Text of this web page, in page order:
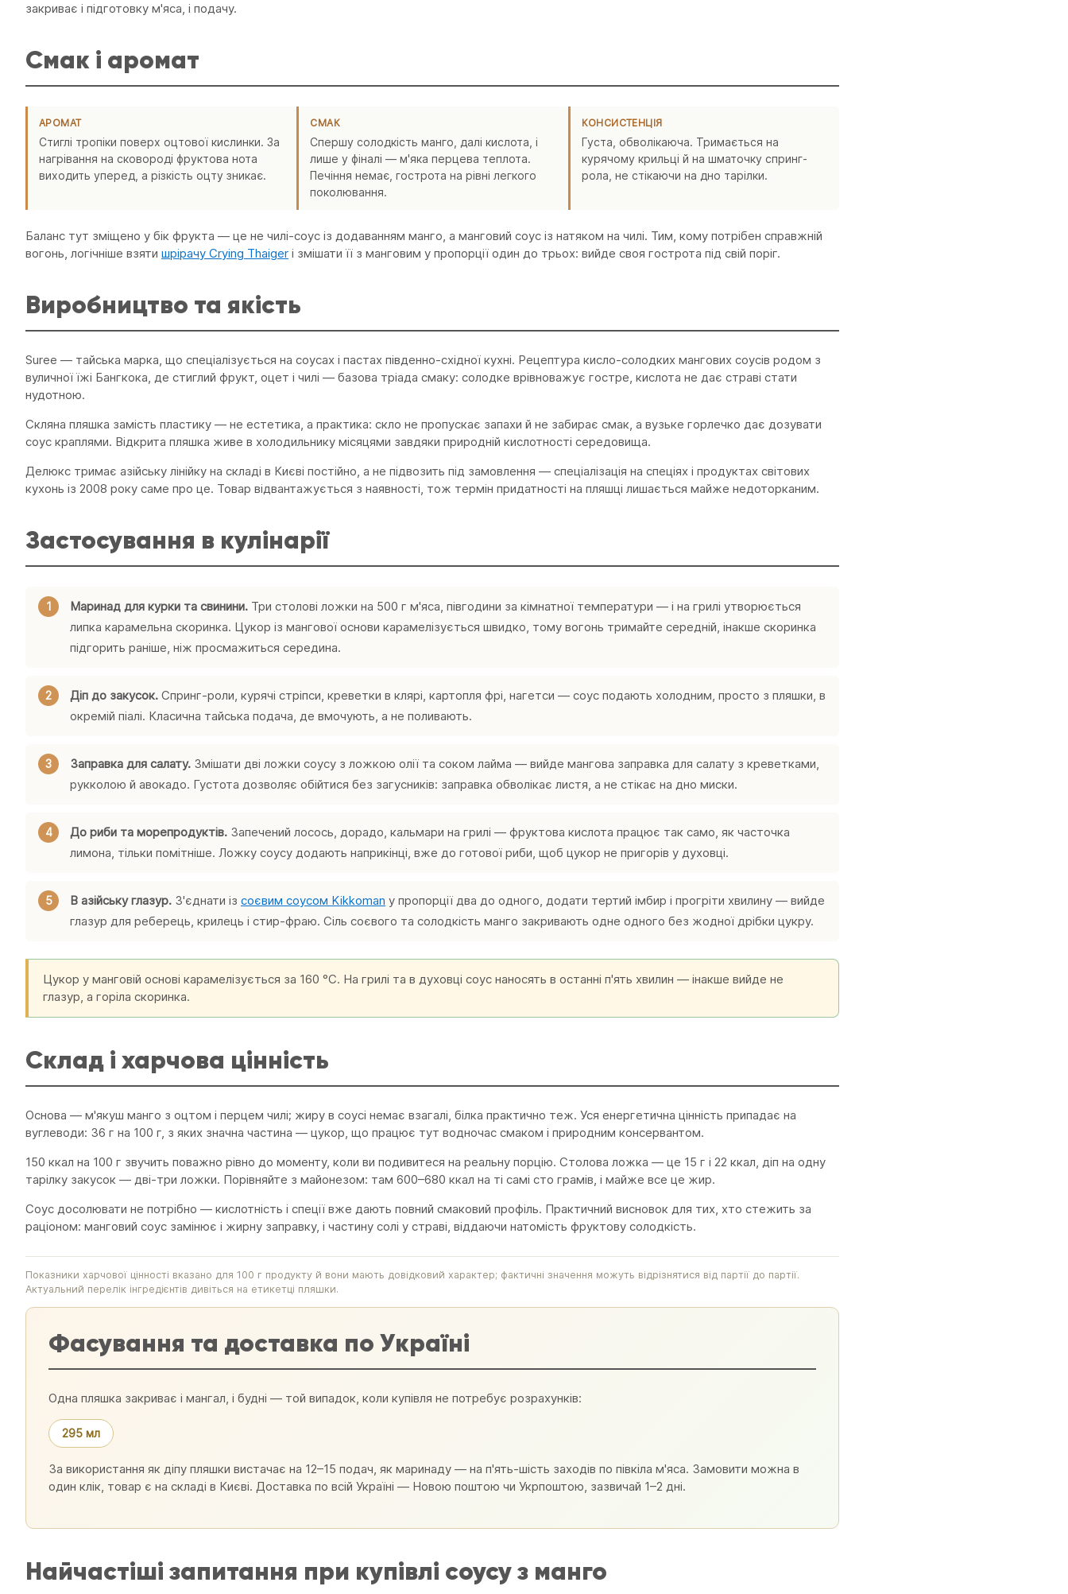
закриває і підготовку м'яса, і подачу.
Смак і аромат
АРОМАТ
Стиглі тропіки поверх оцтової кислинки. За
нагрівання на сковороді фруктова нота
виходить уперед, а різкість оцту зникає.
СМАК
Спершу солодкість манго, далі кислота, і
лише у фіналі — м'яка перцева теплота.
Печіння немає, гострота на рівні легкого
поколювання.
КОНСИСТЕНЦІЯ
Густа, обволікаюча. Тримається на
курячому крильці й на шматочку спринг-
рола, не стікаючи на дно тарілки.
Баланс тут зміщено у бік фрукта — це не чилі-соус із додаванням манго, а манговий соус із натяком на чилі. Тим, кому потрібен справжній
вогонь, логічніше взяти шрірачу Crying Thaiger і змішати її з манговим у пропорції один до трьох: вийде своя гострота під свій поріг.
Виробництво та якість
Suree — тайська марка, що спеціалізується на соусах і пастах південно-східної кухні. Рецептура кисло-солодких мангових соусів родом з
вуличної їжі Бангкока, де стиглий фрукт, оцет і чилі — базова тріада смаку: солодке врівноважує гостре, кислота не дає страві стати
нудотною.
Скляна пляшка замість пластику — не естетика, а практика: скло не пропускає запахи й не забирає смак, а вузьке горлечко дає дозувати
соус краплями. Відкрита пляшка живе в холодильнику місяцями завдяки природній кислотності середовища.
Делюкс тримає азійську лінійку на складі в Києві постійно, а не підвозить під замовлення — спеціалізація на спеціях і продуктах світових
кухонь із 2008 року саме про це. Товар відвантажується з наявності, тож термін придатності на пляшці лишається майже недоторканим.
Застосування в кулінарії
Маринад для курки та свинини. Три столові ложки на 500 г м'яса, півгодини за кімнатної температури — і на грилі утворюється
липка карамельна скоринка. Цукор із мангової основи карамелізується швидко, тому вогонь тримайте середній, інакше скоринка
підгорить раніше, ніж просмажиться середина.
Діп до закусок. Спринг-роли, курячі стріпси, креветки в клярі, картопля фрі, нагетси — соус подають холодним, просто з пляшки, в
окремій піалі. Класична тайська подача, де вмочують, а не поливають.
Заправка для салату. Змішати дві ложки соусу з ложкою олії та соком лайма — вийде мангова заправка для салату з креветками,
рукколою й авокадо. Густота дозволяє обійтися без загусників: заправка обволікає листя, а не стікає на дно миски.
До риби та морепродуктів. Запечений лосось, дорадо, кальмари на грилі — фруктова кислота працює так само, як часточка
лимона, тільки помітніше. Ложку соусу додають наприкінці, вже до готової риби, щоб цукор не пригорів у духовці.
В азійську глазур. З'єднати із соєвим соусом Kikkoman у пропорції два до одного, додати тертий імбир і прогріти хвилину — вийде
глазур для реберець, крилець і стир-фраю. Сіль соєвого та солодкість манго закривають одне одного без жодної дрібки цукру.
Цукор у манговій основі карамелізується за 160 °C. На грилі та в духовці соус наносять в останні п'ять хвилин — інакше вийде не
глазур, а горіла скоринка.
Склад і харчова цінність
Основа — м'якуш манго з оцтом і перцем чилі; жиру в соусі немає взагалі, білка практично теж. Уся енергетична цінність припадає на
вуглеводи: 36 г на 100 г, з яких значна частина — цукор, що працює тут водночас смаком і природним консервантом.
150 ккал на 100 г звучить поважно рівно до моменту, коли ви подивитеся на реальну порцію. Столова ложка — це 15 г і 22 ккал, діп на одну
тарілку закусок — дві-три ложки. Порівняйте з майонезом: там 600–680 ккал на ті самі сто грамів, і майже все це жир.
Соус досолювати не потрібно — кислотність і спеції вже дають повний смаковий профіль. Практичний висновок для тих, хто стежить за
раціоном: манговий соус замінює і жирну заправку, і частину солі у страві, віддаючи натомість фруктову солодкість.
Показники харчової цінності вказано для 100 г продукту й вони мають довідковий характер; фактичні значення можуть відрізнятися від партії до партії.
Актуальний перелік інгредієнтів дивіться на етикетці пляшки.
Фасування та доставка по Україні
Одна пляшка закриває і мангал, і будні — той випадок, коли купівля не потребує розрахунків:
295 мл
За використання як діпу пляшки вистачає на 12–15 подач, як маринаду — на п'ять-шість заходів по півкіла м'яса. Замовити можна в
один клік, товар є на складі в Києві. Доставка по всій Україні — Новою поштою чи Укрпоштою, зазвичай 1–2 дні.
Найчастіші запитання при купівлі соусу з манго